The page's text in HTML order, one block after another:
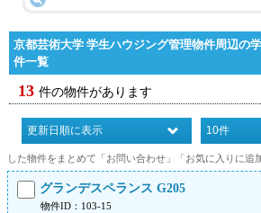
京都芸術大学 学生ハウジング管理物件周辺の
件一覧
13 件の物件があります
した物件をまとめて「お問い合わせ」「お気に入りに追
グランデスペランス G205
物件ID：103-15